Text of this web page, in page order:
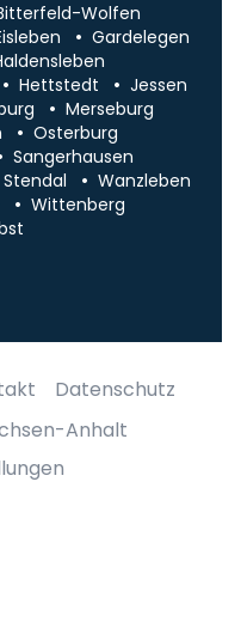
Wolfen
Gardelegen
Hettstedt
Jessen
Merseburg
Osterburg
Sangerhausen
Stendal
Wanzleben
Wittenberg
Datenschutz
Anhalt